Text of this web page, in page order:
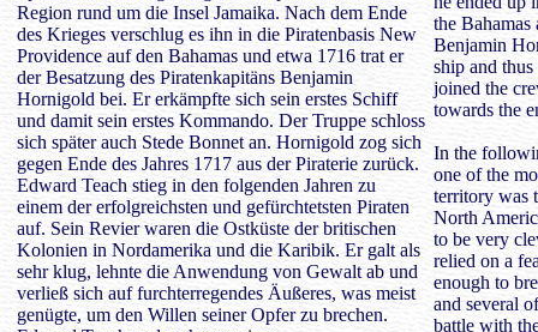
Region rund um die Insel Jamaika. Nach dem Ende
des Krieges verschlug es ihn in die Piratenbasis New
Providence auf den Bahamas und etwa 1716 trat er
der Besatzung des Piratenkapitäns Benjamin
Hornigold bei. Er erkämpfte sich sein erstes Schiff
und damit sein erstes Kommando. Der Truppe schloss
sich später auch Stede Bonnet an. Hornigold zog sich
gegen Ende des Jahres 1717 aus der Piraterie zurück.
Edward Teach stieg in den folgenden Jahren zu
einem der erfolgreichsten und gefürchtetsten Piraten
auf. Sein Revier waren die Ostküste der britischen
Kolonien in Nordamerika und die Karibik. Er galt als
sehr klug, lehnte die Anwendung von Gewalt ab und
verließ sich auf furchterregendes Äußeres, was meist
genügte, um den Willen seiner Opfer zu brechen.
the
Benjamin
ship and
joined the
towards the
In the
one of the
territory was
North
to be very
relied on a
enough to
and several
battle with